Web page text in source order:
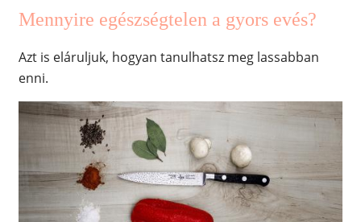
Mennyire egészségtelen a gyors evés?
Azt is eláruljuk, hogyan tanulhatsz meg lassabban
enni.